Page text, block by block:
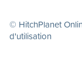
© HitchPlanet
d'utilisation